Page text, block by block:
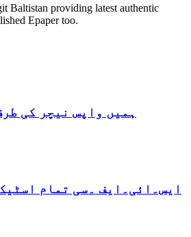
Baltistan providing latest authentic
Epaper too.
ہمیں واپس نیچر کی
ایس۔ائی۔ایف ۔سی تمام